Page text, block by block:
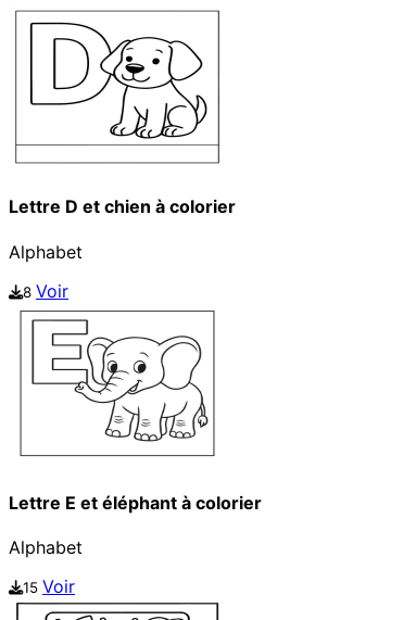
Lettre D et chien à colorier
Alphabet
8 Voir
Lettre E et éléphant à colorier
Alphabet
15 Voir